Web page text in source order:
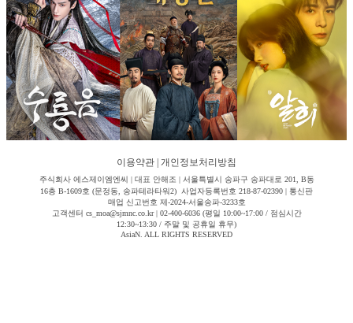
이용약관 개인정보처리방침
주식회사 에스제이엠엔씨 | 대표 안해조 | 서울특별시 송파구 송파대로 201, B동
16층 B-1609호 (문정동, 송파테라타워2) 사업자등록번호 218-87-02390 | 통신판
매업 신고번호 제-2024-서울송파-3233호
고객센터 cs_moa@sjmnc.co.kr | 02-400-6036 (평일 10:00~17:00 / 점심시간
12:30~13:30 / 주말 및 공휴일 휴무)
AsiaN. ALL RIGHTS RESERVED